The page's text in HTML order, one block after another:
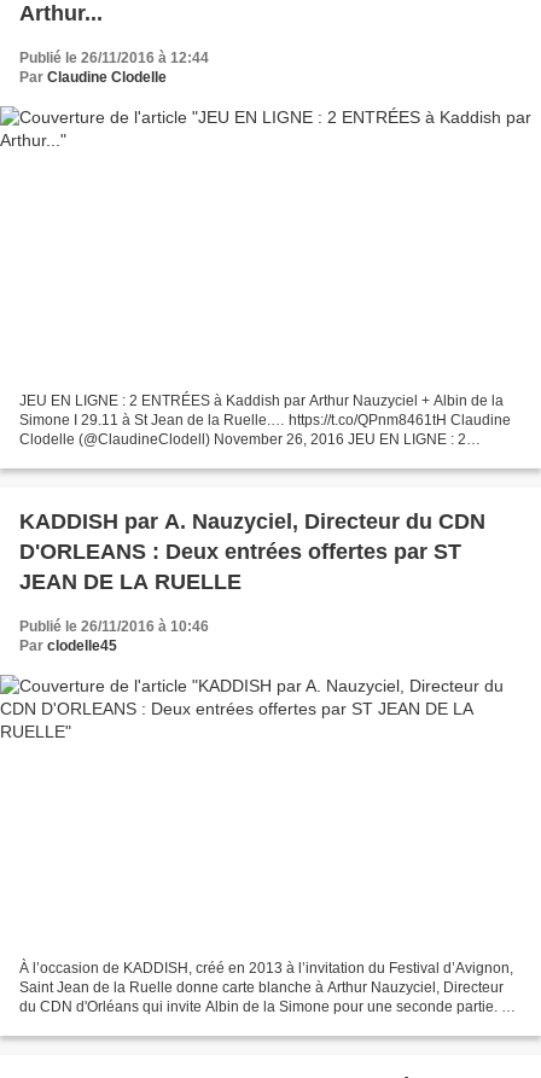
Arthur...
Publié le 26/11/2016 à 12:44
Par Claudine Clodelle
JEU EN LIGNE : 2 ENTRÉES à Kaddish par Arthur Nauzyciel + Albin de la
Simone I 29.11 à St Jean de la Ruelle.… https://t.co/QPnm8461tH Claudine
Clodelle (@ClaudineClodell) November 26, 2016 JEU EN LIGNE : 2
KADDISH par A. Nauzyciel, Directeur du CDN
D'ORLEANS : Deux entrées offertes par ST
JEAN DE LA RUELLE
Publié le 26/11/2016 à 10:46
Par clodelle45
À l’occasion de KADDISH, créé en 2013 à l’invitation du Festival d’Avignon,
Saint Jean de la Ruelle donne carte blanche à Arthur Nauzyciel, Directeur
du CDN d'Orléans qui invite Albin de la Simone pour une seconde partie. Le